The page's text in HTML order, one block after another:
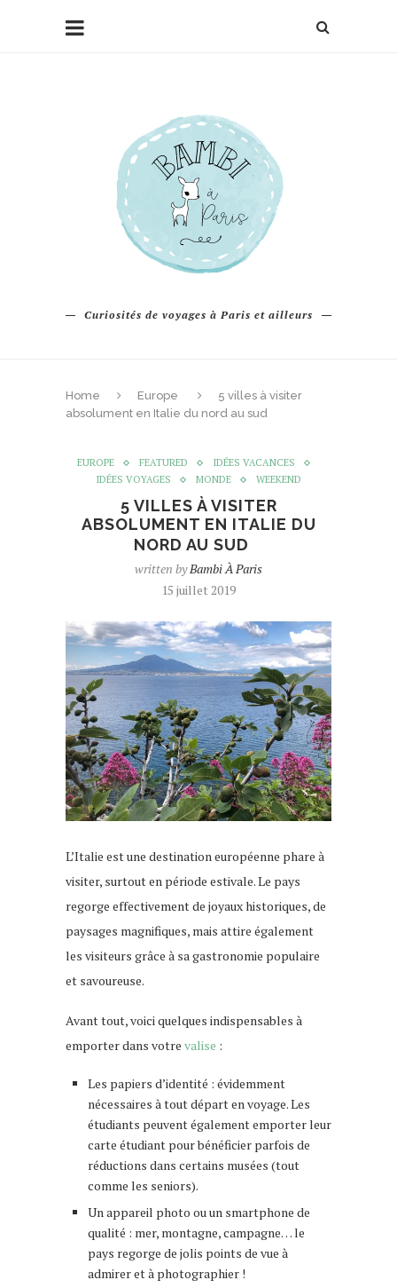
Curiosités de voyages à Paris et ailleurs
Home Europe
5 villes à visiter
absolument en Italie du nord au sud
EUROPE FEATURED
IDÉES VACANCES
IDÉES VOYAGES
MONDE WEEKEND
5 VILLES À VISITER
ABSOLUMENT EN ITALIE DU
NORD AU SUD
written byBambi À Paris
15 juillet 2019
L’Italie est une destination européenne phare à
visiter, surtout en période estivale. Le pays
regorge effectivement de joyaux historiques, de
paysages magnifiques, mais attire également
les visiteurs grâce à sa gastronomie populaire
et savoureuse.
Avant tout, voici quelques indispensables à
emporter dans votre valise :
Les papiers d’identité : évidemment
nécessaires à tout départ en voyage. Les
étudiants peuvent également emporter leur
carte étudiant pour bénéficier parfois de
réductions dans certains musées (tout
comme les seniors).
Un appareil photo ou un smartphone de
qualité : mer, montagne, campagne… le
pays regorge de jolis points de vue à
admirer et à photographier !